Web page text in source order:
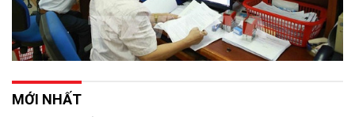
MỚI NHẤT